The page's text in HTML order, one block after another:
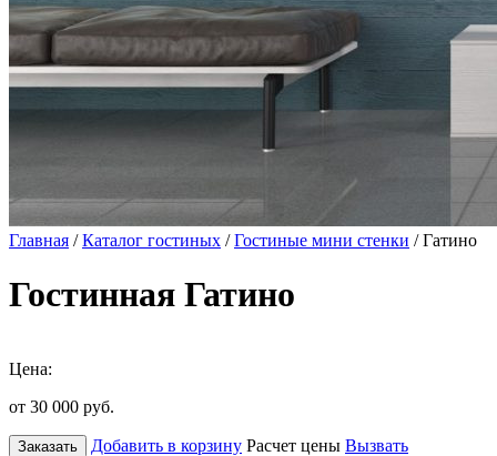
Главная /Каталог гостиных /Гостиные мини стенки / Гатино
Гостинная Гатино
Цена:
от 30 000 руб.
Заказать Добавить в корзину Расчет цены Вызвать